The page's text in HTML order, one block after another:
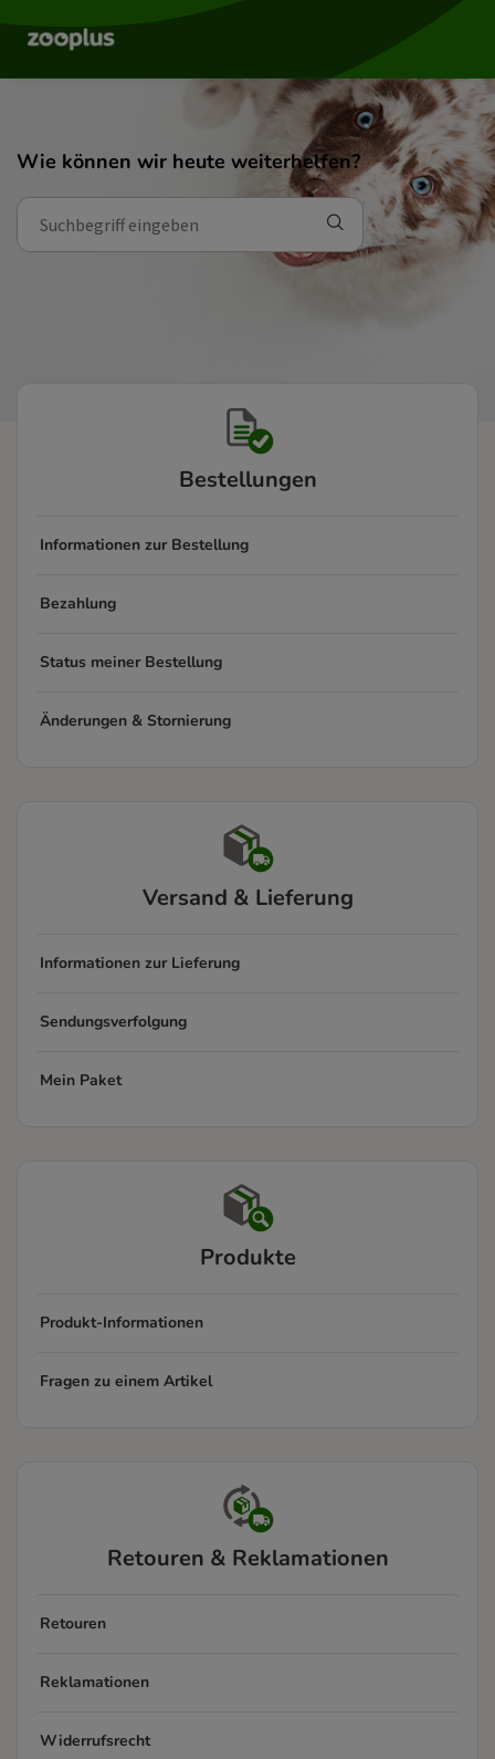
Wie können wir heute weiterhelfen?
Bestellungen
Informationen zur Bestellung
Bezahlung
Status meiner Bestellung
Änderungen & Stornierung
Versand & Lieferung
Informationen zur Lieferung
Sendungsverfolgung
Mein Paket
Produkte
Produkt-Informationen
Fragen zu einem Artikel
Retouren & Reklamationen
Retouren
Reklamationen
Widerrufsrecht